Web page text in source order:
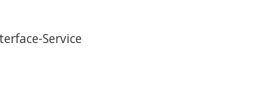
Service